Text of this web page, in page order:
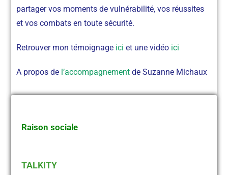
partager vos moments de vulnérabilité, vos réussites
et vos combats en toute sécurité.
Retrouver mon témoignage ici et une vidéo ici
A propos de l’accompagnement de Suzanne Michaux
Raison sociale
TALKITY